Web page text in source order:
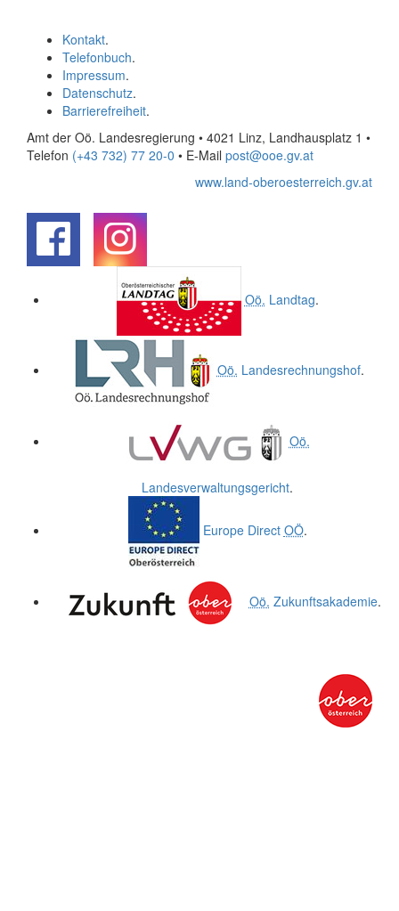
Kontakt.
Telefonbuch.
Impressum.
Datenschutz.
Barrierefreiheit.
Amt der Oö. Landesregierung • 4021 Linz, Landhausplatz 1 •
Telefon (+43 732) 77 20-0 • E-Mail post@ooe.gv.at
www.land-oberoesterreich.gv.at
Oö. Landtag.
Oö. Landesrechnungshof.
Oö.
Landesverwaltungsgericht.
Europe Direct OÖ.
Oö. Zukunftsakademie.